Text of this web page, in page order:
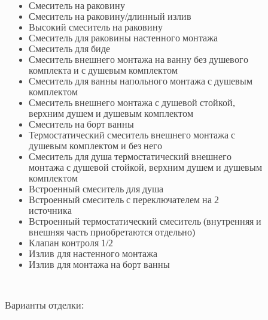
Смеситель на раковину
Смеситель на раковину/длинный излив
Высокий смеситель на раковину
Смеситель для раковины настенного монтажа
Смеситель для биде
Смеситель внешнего монтажа на ванну без душевого
комплекта и с душевым комплектом
Смеситель для ванны напольного монтажа с душевым
комплектом
Смеситель внешнего монтажа с душевой стойкой,
верхним душем и душевым комплектом
Смеситель на борт ванны
Термостатический смеситель внешнего монтажа с
душевым комплектом и без него
Смеситель для душа термостатический внешнего
монтажа с душевой стойкой, верхним душем и душевым
комплектом
Встроенный смеситель для душа
Встроенный смеситель с переключателем на 2
источника
Встроенный термостатический смеситель (внутренняя и
внешняя часть приобретаются отдельно)
Клапан контроля 1/2
Излив для настенного монтажа
Излив для монтажа на борт ванны
Варианты отделки: